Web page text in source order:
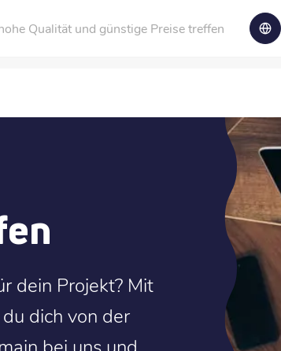
Qualität und günstige Preise treffen
dein Projekt? Mit
dich von der
bei uns und